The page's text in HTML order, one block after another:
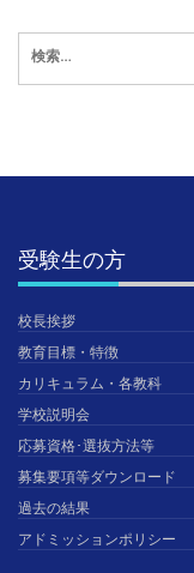
索:
受験生の方
校長挨拶
教育目標・特徴
カリキュラム・各教科
学校説明会
応募資格･選抜方法等
募集要項等ダウンロード
過去の結果
アドミッションポリシー